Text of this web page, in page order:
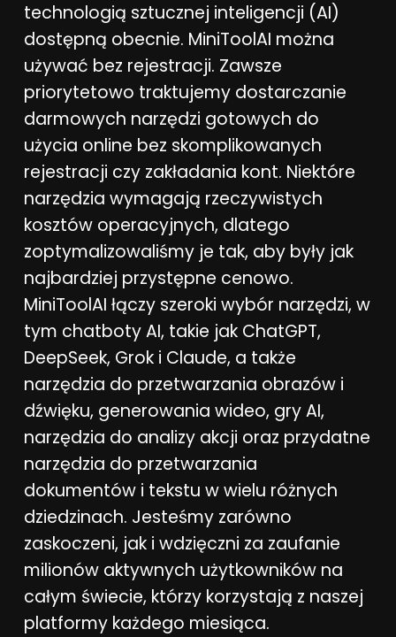
technologią sztucznej inteligencji (AI)
dostępną obecnie. MiniToolAI można
używać bez rejestracji. Zawsze
priorytetowo traktujemy dostarczanie
darmowych narzędzi gotowych do
użycia online bez skomplikowanych
rejestracji czy zakładania kont. Niektóre
narzędzia wymagają rzeczywistych
kosztów operacyjnych, dlatego
zoptymalizowaliśmy je tak, aby były jak
najbardziej przystępne cenowo.
MiniToolAI łączy szeroki wybór narzędzi, w
tym chatboty AI, takie jak ChatGPT,
DeepSeek, Grok i Claude, a także
narzędzia do przetwarzania obrazów i
dźwięku, generowania wideo, gry AI,
narzędzia do analizy akcji oraz przydatne
narzędzia do przetwarzania
dokumentów i tekstu w wielu różnych
dziedzinach. Jesteśmy zarówno
zaskoczeni, jak i wdzięczni za zaufanie
milionów aktywnych użytkowników na
całym świecie, którzy korzystają z naszej
platformy każdego miesiąca.